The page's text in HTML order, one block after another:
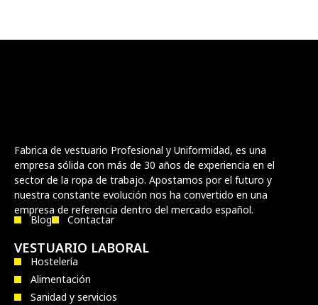
Fabrica de vestuario Profesional y Uniformidad, es una
empresa sólida con más de 30 años de experiencia en el
sector de la ropa de trabajo. Apostamos por el futuro y
nuestra constante evolución nos ha convertido en una
empresa de referencia dentro del mercado español.
Blog Contactar
VESTUARIO LABORAL
Hostelería
Alimentación
Sanidad y servicios